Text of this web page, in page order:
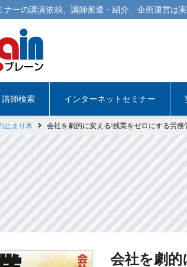
ナーの講演依頼 講師派遣 ・紹介、企画運営は
講師検索 インターネットセミナー
止まり木 会社を劇的に変える!残業をゼロにする労務
会社を劇